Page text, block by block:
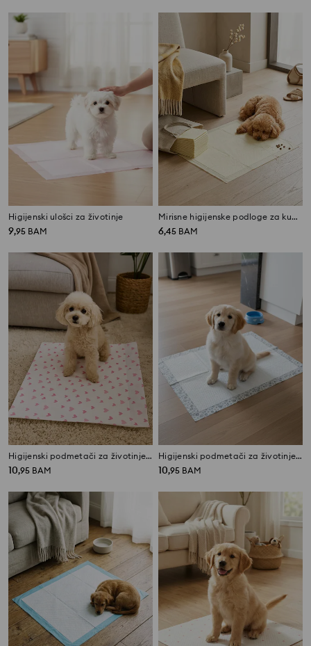
Higijenski ulošci za životinje
9,95 BAM
Mirisne higijenske podloge za kućne ljubimce 15 pack
6,45 BAM
Higijenski podmetači za životinje sa samoljepljivom trakom 30 pack
10,95 BAM
Higijenski podmetači za životinje sa samoljepljivom trakom 30 pack
10,95 BAM